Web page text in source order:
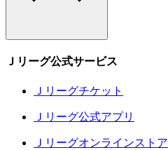
Ｊリーグ公式サービス
Ｊリーグチケット
Ｊリーグ公式アプリ
Ｊリーグオンラインストア